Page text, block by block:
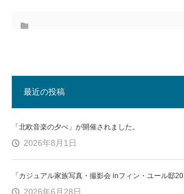
最近の投稿
「北欧音楽の夕べ」が開催されました。
2026年8月1日
「カジュアル家族写真・撮影会 inフィン・ユール邸
2026年6月28日